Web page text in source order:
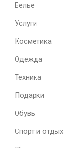
Белье
Услуги
Косметика
Одежда
Техника
Подарки
Обувь
Спорт и отдых